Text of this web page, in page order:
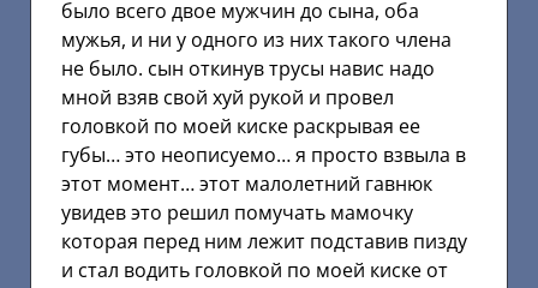
было всего двое мужчин до сына, оба
мужья, и ни у одного из них такого члена
не было. сын откинув трусы навис надо
мной взяв свой хуй рукой и провел
головкой по моей киске раскрывая ее
губы… это неописуемо… я просто взвыла в
этот момент… этот малолетний гавнюк
увидев это решил помучать мамочку
которая перед ним лежит подставив пизду
и стал водить головкой по моей киске от